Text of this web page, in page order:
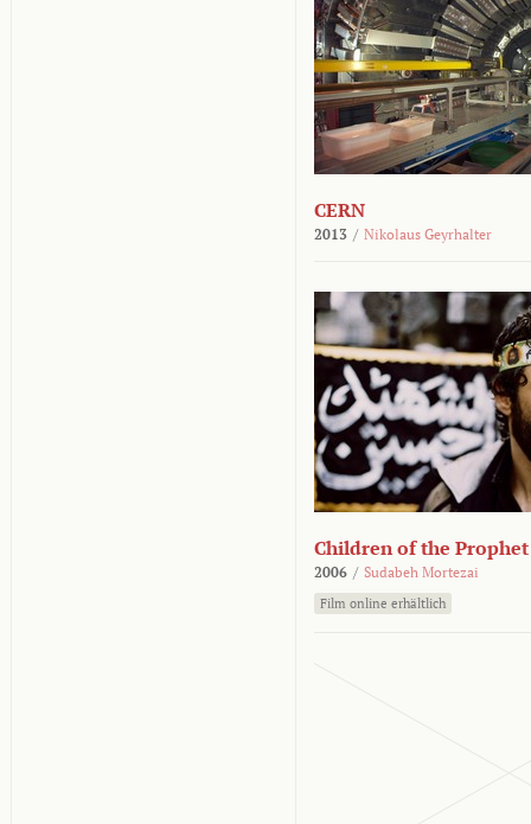
CERN
2013 / Nikolaus Geyrhalter
Children of the Prophet
2006 / Sudabeh Mortezai
Film online erhältlich